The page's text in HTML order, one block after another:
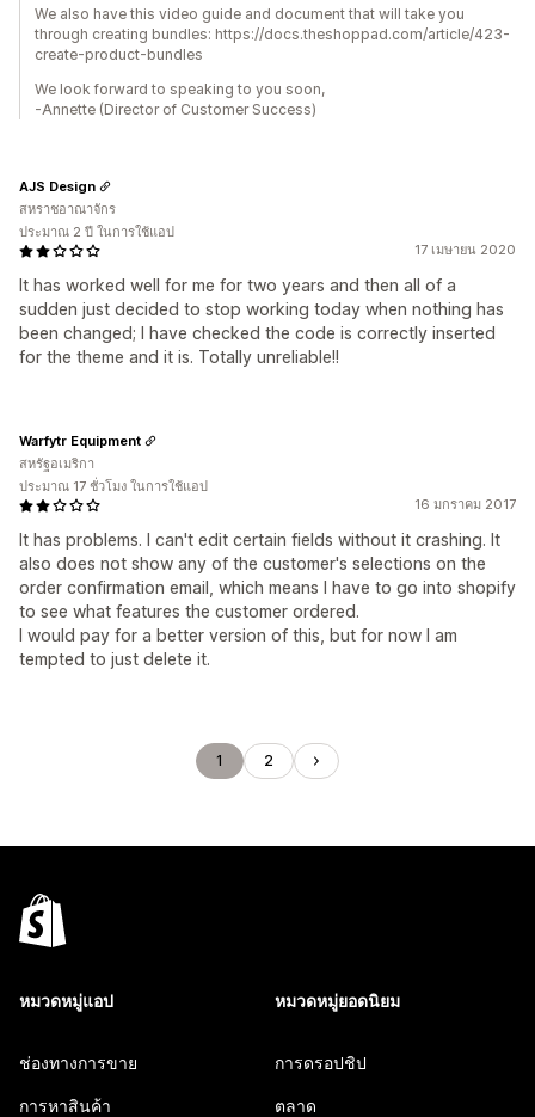
We also have this video guide and document that will take you
through creating bundles: https://docs.theshoppad.com/article/423-
create-product-bundles
We look forward to speaking to you soon,
-Annette (Director of Customer Success)
17 เมษายน 2020
It has worked well for me for two years and then all of a
sudden just decided to stop working today when nothing has
been changed; I have checked the code is correctly inserted
for the theme and it is. Totally unreliable!!
AJS Design
สหราชอาณาจักร
ประมาณ 2 ปี ในการใช้แอป
16 มกราคม 2017
It has problems. I can't edit certain fields without it crashing. It
also does not show any of the customer's selections on the
order confirmation email, which means I have to go into shopify
to see what features the customer ordered.
I would pay for a better version of this, but for now I am
tempted to just delete it.
Warfytr Equipment
สหรัฐอเมริกา
ประมาณ 17 ชั่วโมง ในการใช้แอป
1 2
หมวดหมู่แอป
ช่องทางการขาย
การหาสินค้า
หมวดหมู่ยอดนิยม
การดรอปชิป
ตลาด